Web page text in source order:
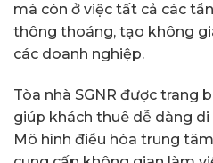
mà còn ở việc tất cả các
thông thoáng, tạo không
các doanh nghiệp.
Tòa nhà SGNR được trang
giúp khách thuê dễ dàng
Mô hình điều hòa trung